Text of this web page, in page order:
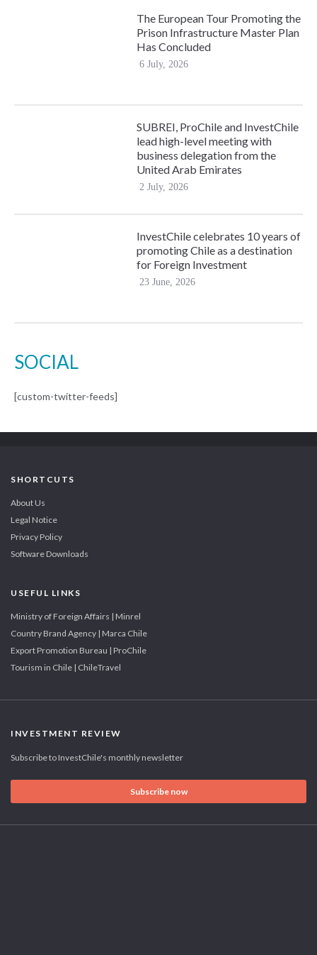
The European Tour Promoting the
Prison Infrastructure Master Plan
Has Concluded
6 July, 2026
SUBREI, ProChile and InvestChile
lead high-level meeting with
business delegation from the
United Arab Emirates
2 July, 2026
InvestChile celebrates 10 years of
promoting Chile as a destination
for Foreign Investment
23 June, 2026
SOCIAL
[custom-twitter-feeds]
SHORTCUTS
About Us
Legal Notice
Privacy Policy
Software Downloads
USEFUL LINKS
Ministry of Foreign Affairs | Minrel
Country Brand Agency | Marca Chile
Export Promotion Bureau | ProChile
Tourism in Chile | ChileTravel
INVESTMENT REVIEW
Subscribe to InvestChile's monthly newsletter
Subscribe now